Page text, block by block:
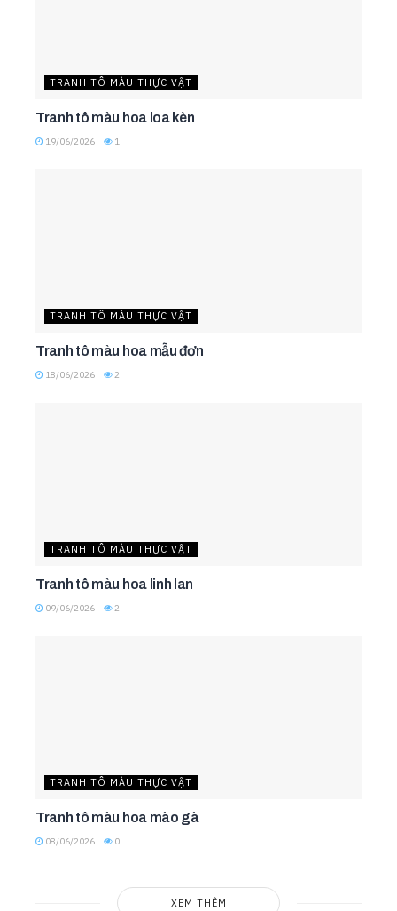
TRANH TÔ MÀU THỰC VẬT
Tranh tô màu hoa loa kèn
19/06/2026 1
TRANH TÔ MÀU THỰC VẬT
Tranh tô màu hoa mẫu đơn
18/06/2026 2
TRANH TÔ MÀU THỰC VẬT
Tranh tô màu hoa linh lan
09/06/2026 2
TRANH TÔ MÀU THỰC VẬT
Tranh tô màu hoa mào gà
08/06/2026 0
XEM THÊM